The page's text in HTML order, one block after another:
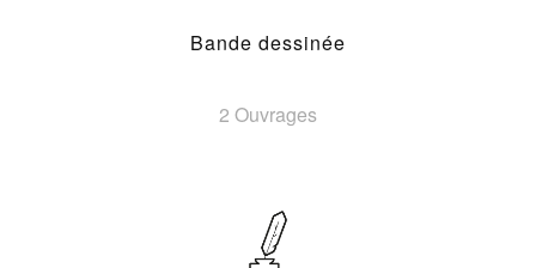
Bande dessinée
2 Ouvrages